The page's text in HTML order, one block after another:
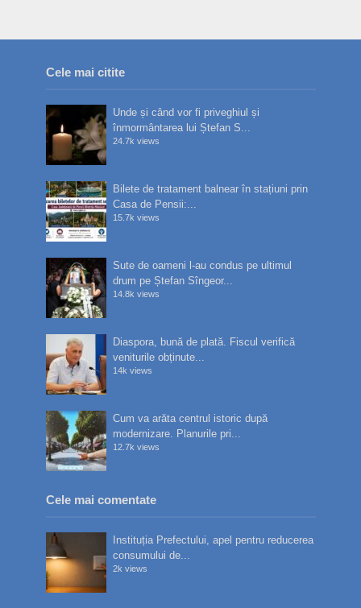
Cele mai citite
Unde și când vor fi priveghiul și
înmormântarea lui Ștefan S...
24.7k views
Bilete de tratament balnear în stațiuni prin
Casa de Pensii:...
15.7k views
Sute de oameni l-au condus pe ultimul
drum pe Ștefan Sîngeor...
14.8k views
Diaspora, bună de plată. Fiscul verifică
veniturile obținute...
14k views
Cum va arăta centrul istoric după
modernizare. Planurile pri...
12.7k views
Cele mai comentate
Instituția Prefectului, apel pentru reducerea
consumului de...
2k views